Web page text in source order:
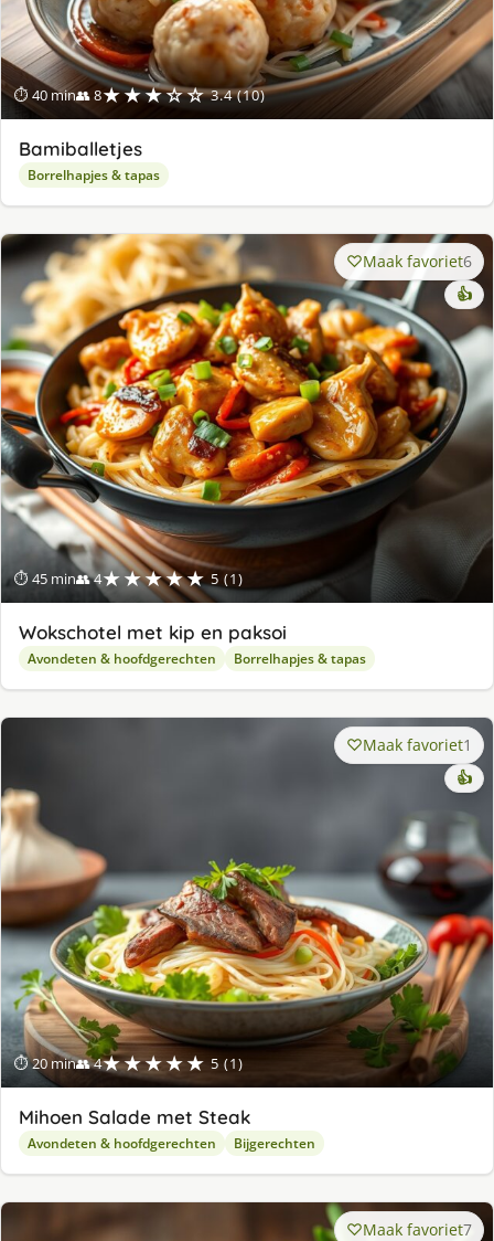
⏱ 40 min👥 8★★★☆☆ 3.4 (10)
Bamiballetjes
Borrelhapjes & tapas
⏱ 45 min👥 4★★★★★ 5 (1)
Maak favoriet6
👍
Wokschotel met kip en paksoi
Avondeten & hoofdgerechten Borrelhapjes & tapas
⏱ 20 min👥 4★★★★★ 5 (1)
Maak favoriet1
👍
Mihoen Salade met Steak
Avondeten & hoofdgerechten Bijgerechten
Maak favoriet7